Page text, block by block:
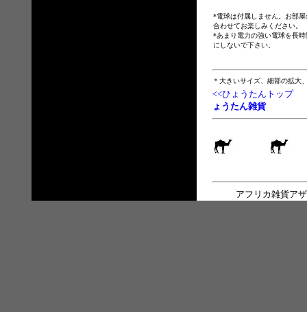
*電球は付属しません。お部
合わせてお楽しみください。
*あまり電力の強い電球を長
にしないで下さい。
＊大きいサイズ、細部の拡大
<<ひょうたんトップ
ょうたん雑貨
アフリカ雑貨ア